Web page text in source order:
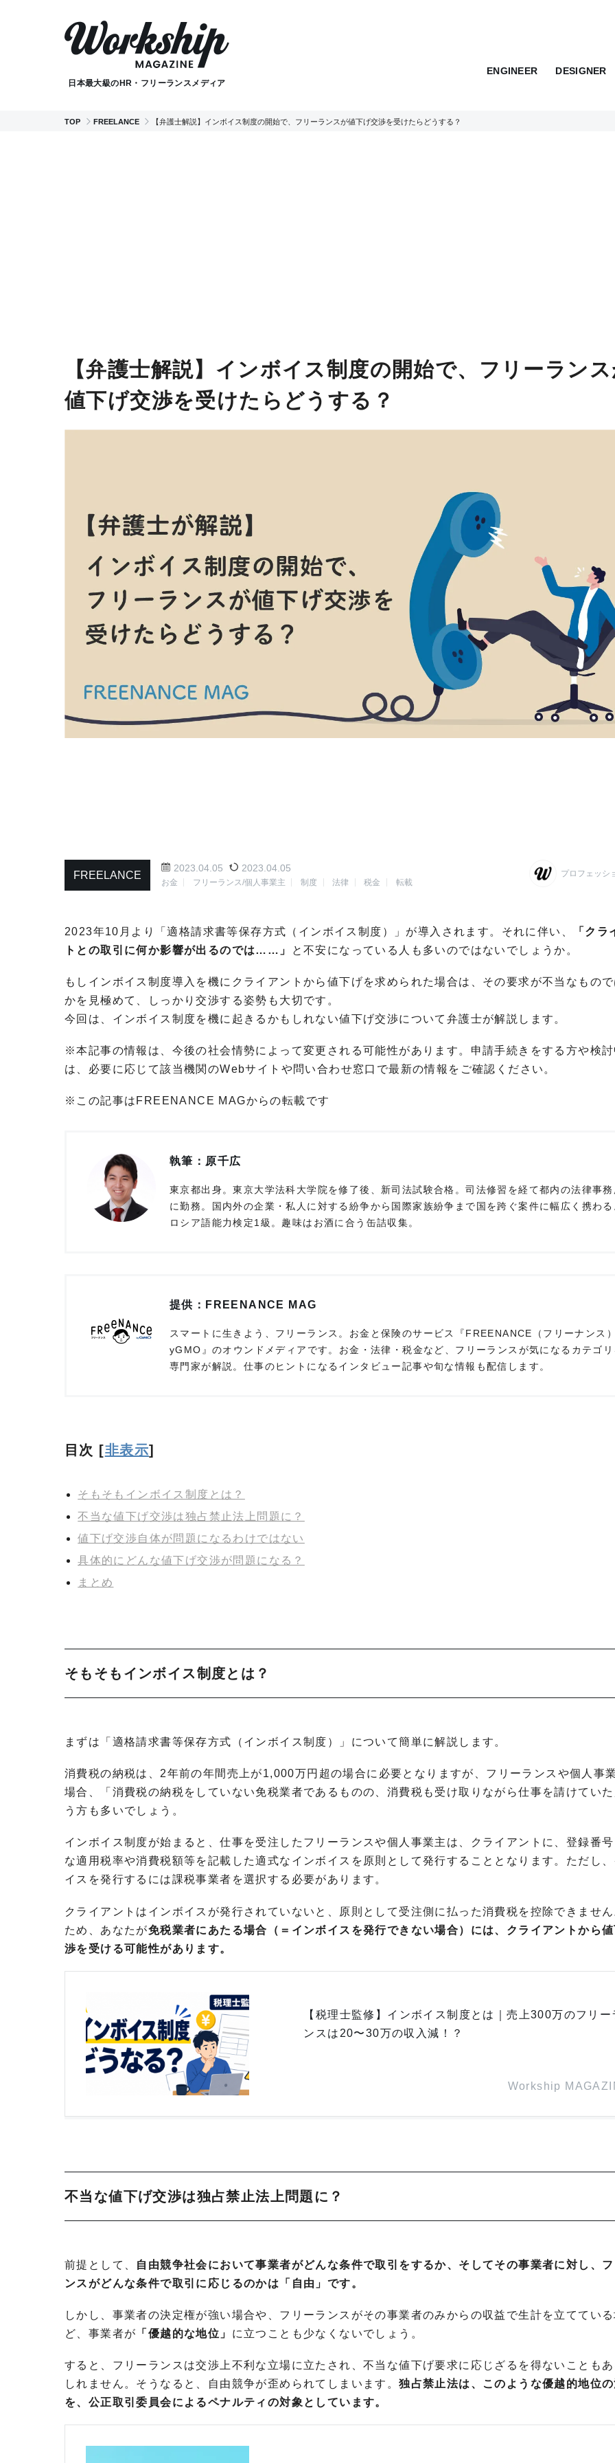
日本最大級のHR・フリーランスメディア
ENGINEER DESIGNER
TOP FREELANCE 【弁護士解説】インボイス制度の開始で、フリーランスが値下げ交渉を受けたらどうする？
【弁護士解説】インボイス制度の開始で、フリーラン
値下げ交渉を受けたらどうする？
FREELANCE プロフェッシ
2023.04.05 2023.04.05
お金 フリーランス/個人事業主 制度 法律 税金 転載
2023年10月より「適格請求書等保存方式（インボイス制度）」が導入されます。それに伴い、
「クラ
トとの取引に何か影響が出るのでは……」
と不安になっている人も多いのではないでしょうか。
もしインボイス制度導入を機にクライアントから値下げを求められた場合は、その要求が不当なもの
かを見極めて、しっかり交渉する姿勢も大切です。
今回は、インボイス制度を機に起きるかもしれない値下げ交渉について弁護士が解説します。
※本記事の情報は、今後の社会情勢によって変更される可能性があります。申請手続きをする方や検
は、必要に応じて該当機関のWebサイトや問い合わせ窓口で最新の情報をご確認ください。
※この記事はFREENANCE MAGからの転載です
執筆：原千広
東京都出身。東京大学法科大学院を修了後、新司法試験合格。司法修習を経て都内の法律事
に勤務。国内外の企業・私人に対する紛争から国際家族紛争まで国を跨ぐ案件に幅広く携わ
ロシア語能力検定1級。趣味はお酒に合う缶詰収集。
提供：FREENANCE MAG
スマートに生きよう、フリーランス。お金と保険のサービス『FREENANCE（フリーナンス
yGMO』のオウンドメディアです。お金・法律・税金など、フリーランスが気になるカテゴ
専門家が解説。仕事のヒントになるインタビュー記事や旬な情報も配信します。
目次 [非表示]
そもそもインボイス制度とは？
不当な値下げ交渉は独占禁止法上問題に？
値下げ交渉自体が問題になるわけではない
具体的にどんな値下げ交渉が問題になる？
まとめ
そもそもインボイス制度とは？
まずは「適格請求書等保存方式（インボイス制度）」について簡単に解説します。
消費税の納税は、2年前の年間売上が1,000万円超の場合に必要となりますが、フリーランスや個人事
場合、「消費税の納税をしていない免税業者であるものの、消費税も受け取りながら仕事を請けてい
う方も多いでしょう。
インボイス制度が始まると、仕事を受注したフリーランスや個人事業主は、クライアントに、登録番
な適用税率や消費税額等を記載した適式なインボイスを原則として発行することとなります。ただし
イスを発行するには課税事業者を選択する必要があります。
クライアントはインボイスが発行されていないと、原則として受注側に払った消費税を控除できませ
ため、あなたが免税業者にあたる場合（＝インボイスを発行できない場合）には、クライアントから
渉を受ける可能性があります。
【税理士監修】インボイス制度とは｜売上300万のフリー
ンスは20〜30万の収入減！？
Workship
不当な値下げ交渉は独占禁止法上問題に？
前提として、 自由競争社会において事業者がどんな条件で取引をするか、そしてその事業者に対し、
ンスがどんな条件で取引に応じるのかは「自由」です。
しかし、事業者の決定権が強い場合や、フリーランスがその事業者のみからの収益で生計を立ててい
ど、事業者が 「優越的な地位」 に立つことも少なくないでしょう。
すると、フリーランスは交渉上不利な立場に立たされ、不当な値下げ要求に応じざるを得ないことも
しれません。そうなると、自由競争が歪められてしまいます。独占禁止法は、このような優越的地位
を、公正取引委員会によるペナルティの対象としています。